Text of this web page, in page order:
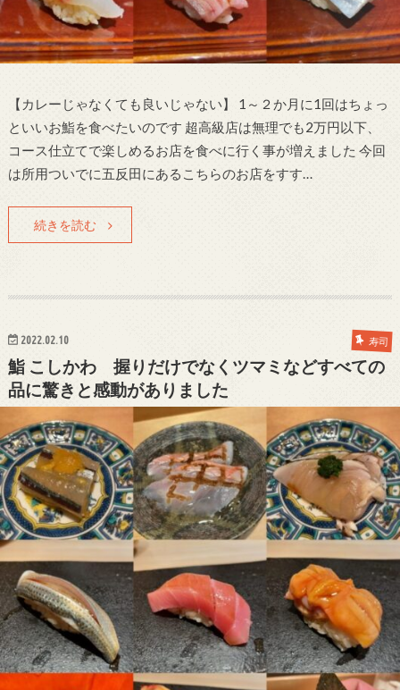
【カレーじゃなくても良いじゃない】 1～２か月に1回はちょっ
といいお鮨を食べたいのです 超高級店は無理でも2万円以下、
コース仕立てで楽しめるお店を食べに行く事が増えました 今回
は所用ついでに五反田にあるこちらのお店をすす…
続きを読む
2022.02.10 寿司
鮨 こしかわ 握りだけでなくツマミなどすべての
品に驚きと感動がありました